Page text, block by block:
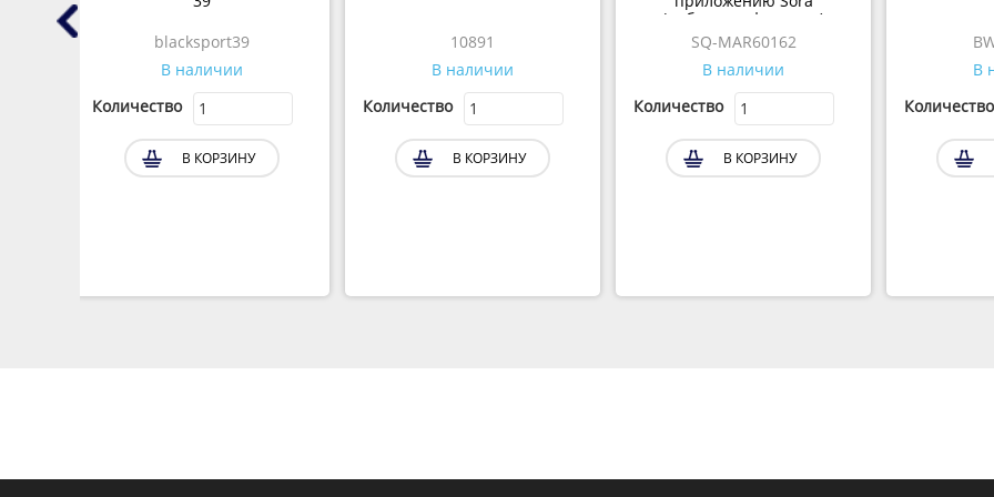
blacksport39
В наличии
Количество
В КОРЗИНУ
10891
В наличии
Количество
В КОРЗИНУ
(вибрация+фрикции)
SQ-MAR60162
В наличии
Количество
В КОРЗИНУ
В
Количество